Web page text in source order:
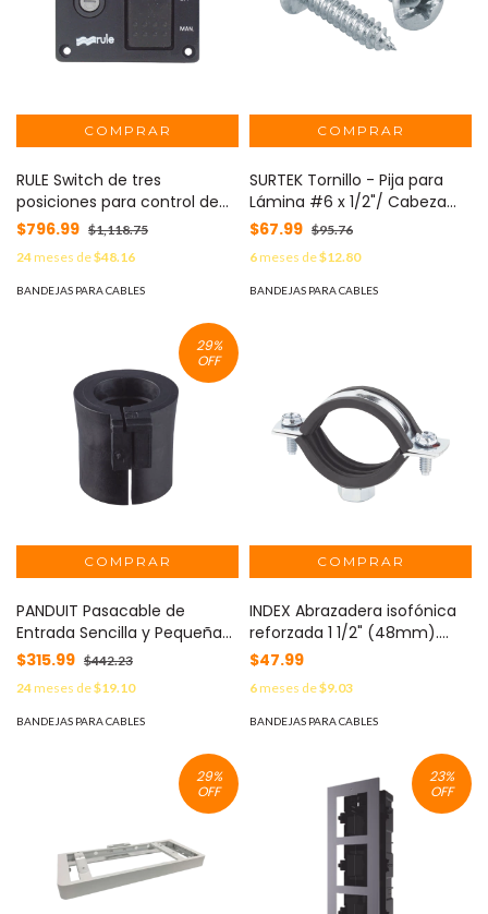
RULE Switch de tres
posiciones para control de
bombas de achique. MOD:
$796.99 $1,118.75
24meses de$48.16
BANDEJAS PARA CABLES
SURTEK Tornillo - Pija para
Lámina #6 x 1/2"/ Cabeza
combinada / Bolsa con 200
piezas. MOD: SYS-PL-612
$67.99 $95.76
6meses de$12.80
BANDEJAS PARA CABLES
29%
OFF
PANDUIT Pasacable de
Entrada Sencilla y Pequeña
0.63"-0.67", para Cables
Terminados, Color Negro.
Paquete de 4 Piezas MOD:
CEG-16X1
$315.99 $442.23
24meses de$19.10
BANDEJAS PARA CABLES
INDEX Abrazadera isofónica
reforzada 1 1/2" (48mm).
MOD: AB-RIP-048
$47.99
6meses de$9.03
BANDEJAS PARA CABLES
29%
OFF
23%
OFF